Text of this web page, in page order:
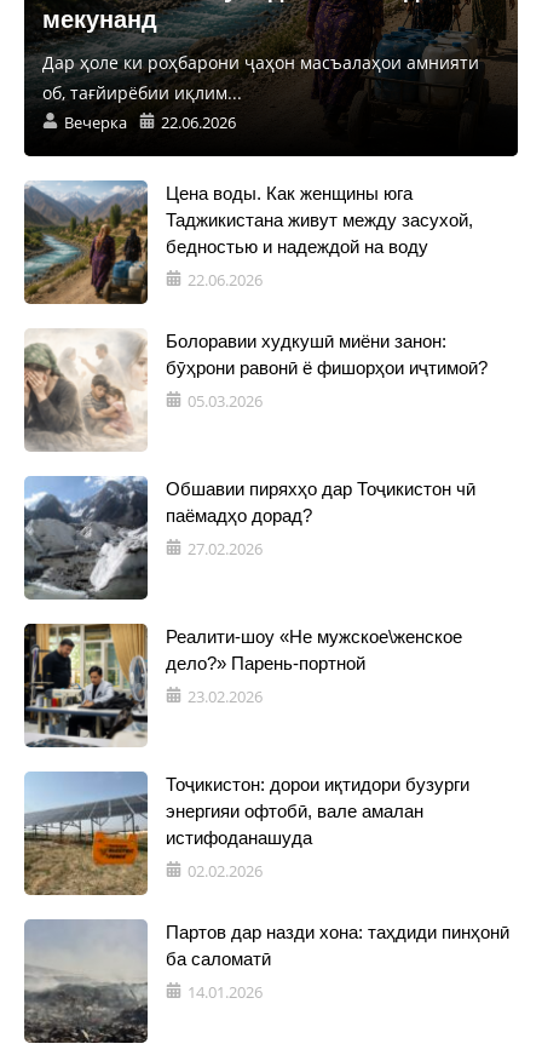
мекунанд
Дар ҳоле ки роҳбарони ҷаҳон масъалаҳои амнияти
об, тағйирёбии иқлим...
Вечерка 22.06.2026
Цена воды. Как женщины юга
Таджикистана живут между засухой,
бедностью и надеждой на воду
22.06.2026
Болоравии худкушӣ миёни занон:
бӯҳрони равонӣ ё фишорҳои иҷтимоӣ?
05.03.2026
Обшавии пиряхҳо дар Тоҷикистон чӣ
паёмадҳо дорад?
27.02.2026
Реалити-шоу «Не мужское\женское
дело?» Парень-портной
23.02.2026
Тоҷикистон: дорои иқтидори бузурги
энергияи офтобӣ, вале амалан
истифоданашуда
02.02.2026
Партов дар назди хона: таҳдиди пинҳонӣ
ба саломатӣ
14.01.2026